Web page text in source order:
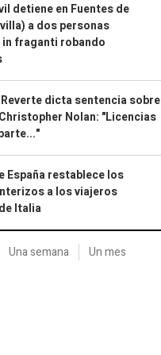
detiene en Fuentes de
a dos personas
fraganti robando
dicta sentencia sobre
Nolan: "Licencias
España restablece los
a los viajeros
Italia
Una semana Un mes